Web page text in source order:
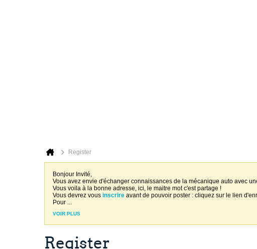
Register
Bonjour Invité,
Vous avez envie d'échanger connaissances de la mécanique auto avec
Vous voila à la bonne adresse, ici, le maitre mot c'est partage !
Vous devrez vous inscrire avant de pouvoir poster : cliquez sur le lien
Pour ...
VOIR PLUS
Register